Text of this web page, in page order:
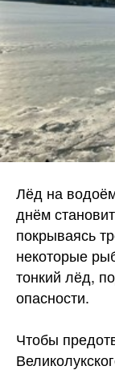
Лёд на
днём
покрываясь
некоторые
тонкий лёд,
опасности.
Чтобы